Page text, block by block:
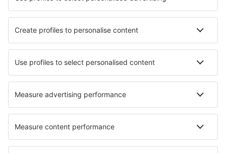
Hotel in Senningerberg Hotel in Ortakoy
Hotel in Habkern Hotel in Nasavrky
Hotel in Bad Harzburg Hotel in Sahl Hasheesh
I migliori hotel - zone
Hotel nelle Cicladi Hotel a Samo
Hotel nel Peloponneso del sud Hotel in Skopelos